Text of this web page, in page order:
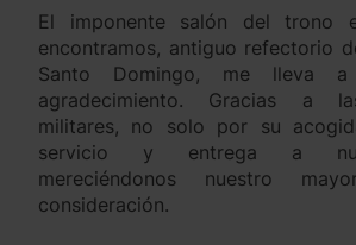
El imponente salón del trono
encontramos, antiguo refectorio
Santo Domingo, me lleva
agradecimiento. Gracias a
militares, no solo por su
servicio y entrega a
mereciéndonos nuestro
consideración.